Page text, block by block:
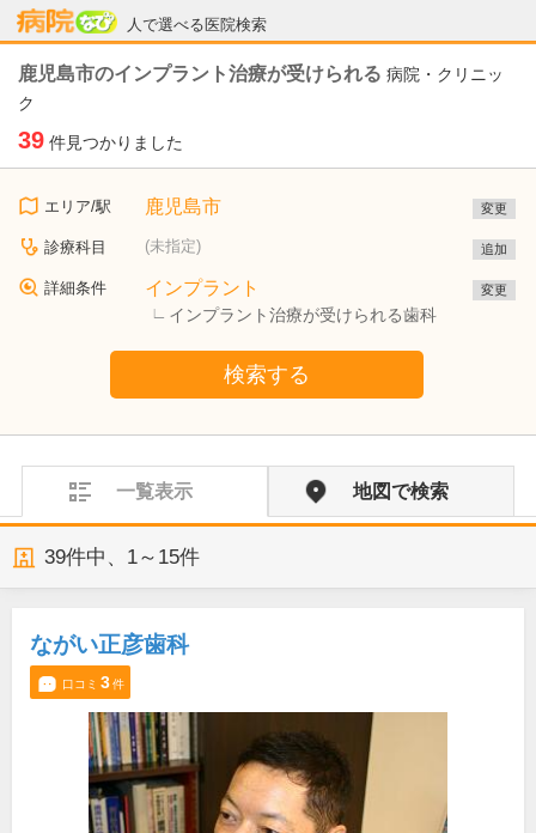
人で選べる医院検索
病院なび
鹿児島市のインプラント治療が受けられる 病院・クリニッ
ク
39 件見つかりました
エリア/駅 鹿児島市 変更
診療科目 (未指定) 追加
詳細条件 インプラント
インプラント治療が受けられる歯科
変更
検索する
一覧表示 地図で検索
39件中、 1～15件
ながい正彦歯科
口コミ 3件